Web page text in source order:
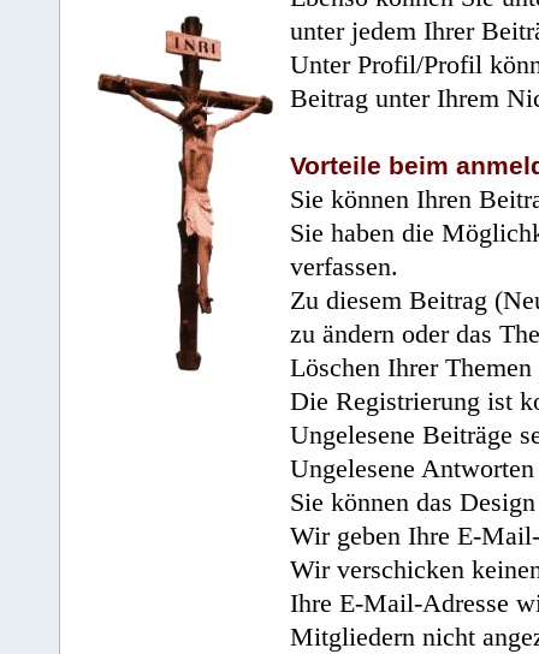
unter jedem Ihrer
Unter Profil/Profil
Beitrag unter Ihrem
Vorteile beim
Sie können Ihren
Sie haben die
verfassen.
Zu diesem Beitrag
zu ändern oder das
Löschen Ihrer
Die Registrierung ist
Ungelesene Beiträge
Ungelesene
Sie können das
Wir geben Ihre E-
Wir verschicken
Ihre E-Mail-Adresse
Mitgliedern nicht